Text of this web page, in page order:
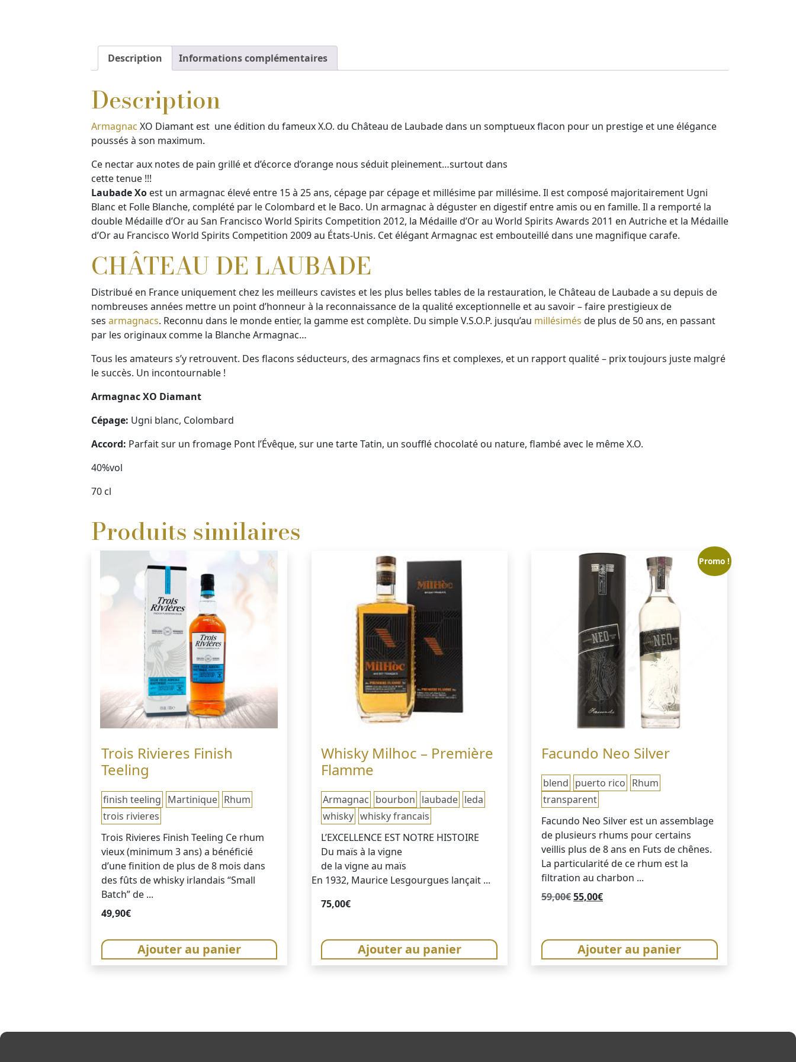
Description Informations complémentaires
Description
Armagnac XO Diamant est une édition du fameux X.O. du Château de Laubade dans un somptueux flacon pour un prestige et une élégance
poussés à son maximum.
Ce nectar aux notes de pain grillé et d’écorce d’orange nous séduit pleinement…surtout dans
cette tenue !!!
Laubade Xo est un armagnac élevé entre 15 à 25 ans, cépage par cépage et millésime par millésime. Il est composé majoritairement Ugni
Blanc et Folle Blanche, complété par le Colombard et le Baco. Un armagnac à déguster en digestif entre amis ou en famille. Il a remporté la
double Médaille d’Or au San Francisco World Spirits Competition 2012, la Médaille d’Or au World Spirits Awards 2011 en Autriche et la Médaille
d’Or au Francisco World Spirits Competition 2009 au États-Unis. Cet élégant Armagnac est embouteillé dans une magnifique carafe.
CHÂTEAU DE LAUBADE
Distribué en France uniquement chez les meilleurs cavistes et les plus belles tables de la restauration, le Château de Laubade a su depuis de
nombreuses années mettre un point d’honneur à la reconnaissance de la qualité exceptionnelle et au savoir – faire prestigieux de
ses armagnacs. Reconnu dans le monde entier, la gamme est complète. Du simple V.S.O.P. jusqu’au millésimés de plus de 50 ans, en passant
par les originaux comme la Blanche Armagnac…
Tous les amateurs s’y retrouvent. Des flacons séducteurs, des armagnacs fins et complexes, et un rapport qualité – prix toujours juste malgré
le succès. Un incontournable !
Armagnac XO Diamant
Cépage: Ugni blanc, Colombard
Accord: Parfait sur un fromage Pont l’Évêque, sur une tarte Tatin, un soufflé chocolaté ou nature, flambé avec le même X.O.
40%vol
70 cl
Produits similaires
Trois Rivieres Finish
Teeling
finish teeling Martinique Rhum
trois rivieres
Trois Rivieres Finish Teeling Ce rhum
vieux (minimum 3 ans) a bénéficié
d’une finition de plus de 8 mois dans
des fûts de whisky irlandais “Small
Batch” de ...
49,90€
Ajouter au panier
Whisky Milhoc – Première
Flamme
Armagnac bourbon laubade leda
whisky whisky francais
L’EXCELLENCE EST NOTRE HISTOIRE
Du maïs à la vigne
de la vigne au maïs
En 1932, Maurice Lesgourgues lançait ...
75,00€
Ajouter au panier
Promo !
Facundo Neo Silver
blend puerto rico Rhum
transparent
Facundo Neo Silver est un assemblage
de plusieurs rhums pour certains
veillis plus de 8 ans en Futs de chênes.
La particularité de ce rhum est la
filtration au charbon ...
59,00€Le
était :
59,00€.
55,00€Le
est :
55,00€.
Ajouter au panier